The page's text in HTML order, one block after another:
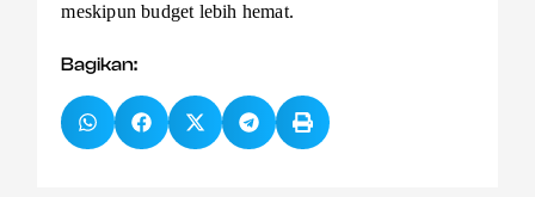
meskipun budget lebih hemat.
Bagikan: